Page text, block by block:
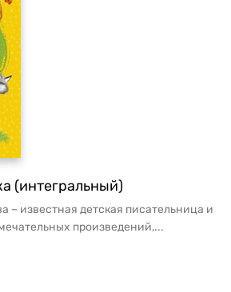
(интегральный)
– известная детская писательница и
произведений,...